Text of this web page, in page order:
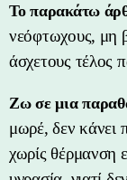
Το παρακάτω
νεόφτωχους, μη
άσχετους τέλος
Ζω σε μια
μωρέ, δεν κάνει
χωρίς θέρμανση